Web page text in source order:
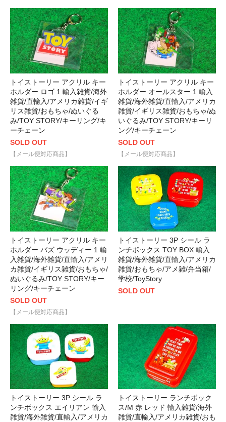
トイストーリー アクリル キー
ホルダー ロゴ 1 輸入雑貨/海外
雑貨/直輸入/アメリカ雑貨/イギ
リス雑貨/おもちゃ/ぬいぐる
み/TOY STORY/キーリング/キ
ーチェーン
SOLD OUT
【メール便対応商品】
トイストーリー アクリル キー
ホルダー オールスター 1 輸入
雑貨/海外雑貨/直輸入/アメリカ
雑貨/イギリス雑貨/おもちゃ/ぬ
いぐるみ/TOY STORY/キーリ
ング/キーチェーン
SOLD OUT
【メール便対応商品】
トイストーリー アクリル キー
ホルダー バズ ウッディー 1 輸
入雑貨/海外雑貨/直輸入/アメリ
カ雑貨/イギリス雑貨/おもちゃ/
ぬいぐるみ/TOY STORY/キー
リング/キーチェーン
SOLD OUT
【メール便対応商品】
トイストーリー 3P シール ラ
ンチボックス TOY BOX 輸入
雑貨/海外雑貨/直輸入/アメリカ
雑貨/おもちゃ/アメ雑/弁当箱/
学校/ToyStory
SOLD OUT
トイストーリー 3P シール ラ
ンチボックス エイリアン 輸入
雑貨/海外雑貨/直輸入/アメリカ
トイストーリー ランチボック
ス/M 赤 レッド 輸入雑貨/海外
雑貨/直輸入/アメリカ雑貨/おも